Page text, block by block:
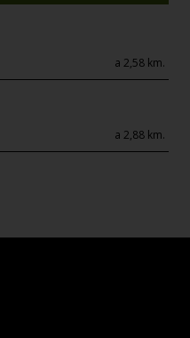
a 2,58 km.
a 2,88 km.